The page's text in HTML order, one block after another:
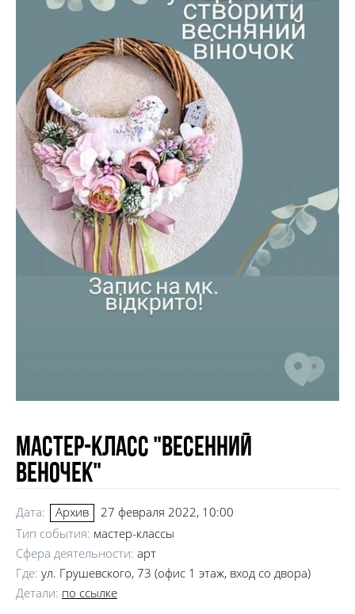
Мастер-класс "Весенний
веночек"
Дата: Архив
27 февраля 2022, 10:00
Тип события: мастер-классы
Сфера деятельности: арт
Где: ул. Грушевского, 73 (офис 1 этаж, вход со двора)
Детали: по ссылке